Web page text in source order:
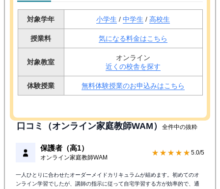
対象学年 小学生 / 中学生 / 高校生
授業料 気になる料金はこちら
対象教室
オンライン
近くの校舎を探す
体験授業 無料体験授業のお申込みはこちら
口コミ（オンライン家庭教師WAM） 全件中の抜粋
保護者（高1）
オンライン家庭教師WAM
★★★★★ 5.0/5
一人ひとりに合わせたオーダーメイドカリキュラムが組めます。初めてのオ
ンライン学習でしたが、講師の指示に従って自宅学習する方が効率的で、通